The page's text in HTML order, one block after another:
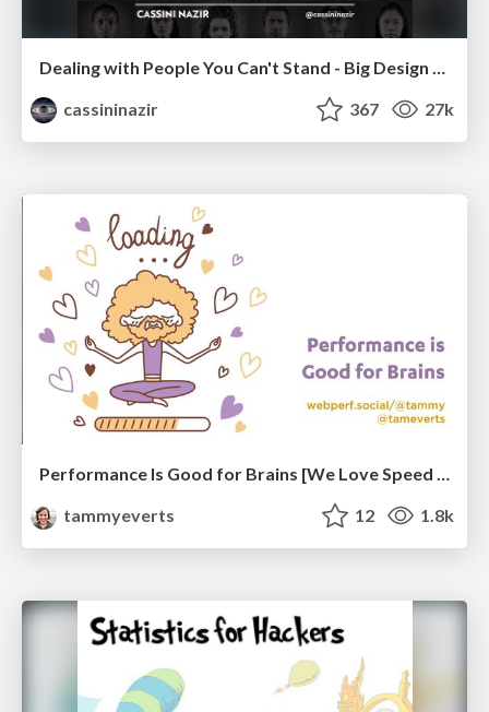
Dealing with People You Can't Stand - Big Design 2015
cassininazir
367 27k
Performance Is Good for Brains [We Love Speed 2024]
tammyeverts
12 1.8k